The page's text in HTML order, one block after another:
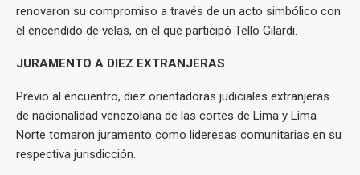
renovaron su compromiso a través de un acto simbólico con
el encendido de velas, en el que participó Tello Gilardi.
JURAMENTO A DIEZ EXTRANJERAS
Previo al encuentro, diez orientadoras judiciales extranjeras
de nacionalidad venezolana de las cortes de Lima y Lima
Norte tomaron juramento como lideresas comunitarias en su
respectiva jurisdicción.